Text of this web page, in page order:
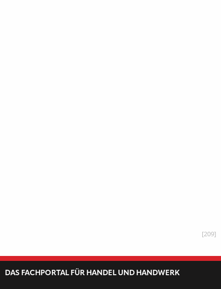
[209]
DAS FACHPORTAL FÜR HANDEL UND HANDWERK